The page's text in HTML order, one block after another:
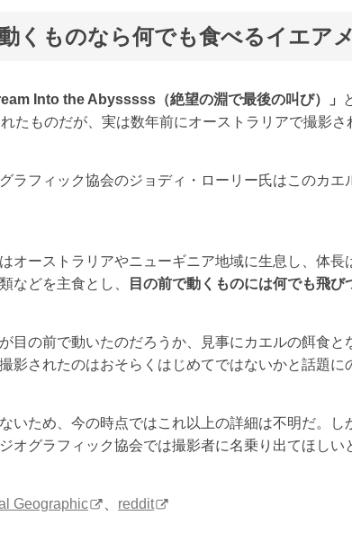
くものなら何でも食べるイエア
Into the Abysssss（絶望の淵で最後の叫び）」
たものだが、実は数年前にオーストラリアで撮影さ
ラフィック協会のジョディ・ローリー氏はこのカエ
オーストラリアやニューギニア地域に生息し、体
などを主食とし、
目の前で動くものには何でも飛
目の前で動いたのだろうか、見事にカエルの餌食
影されたのはおそらくはじめてではないかと話題に
いため、今の時点ではこれ以上の詳細は不明だ。
オグラフィック協会では撮影者に名乗り出てほしい
Geographic reddit